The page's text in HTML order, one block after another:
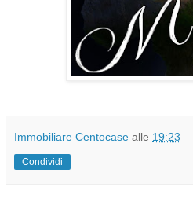
Immobiliare Centocase alle 19:23
Condividi